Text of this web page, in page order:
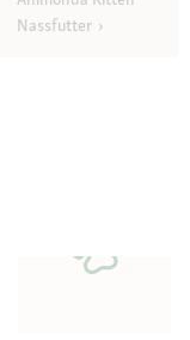
Nassfutter